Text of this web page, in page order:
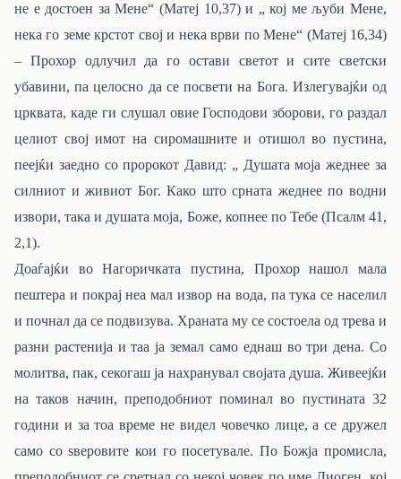
не е достоен за Мене“ (Матеј 10,37) и „ кој ме љуби Мене,
нека го земе крстот свој и нека врви по Мене“ (Матеј 16,34)
– Прохор одлучил да го остави светот и сите светски
убавини, па целосно да се посвети на Бога. Излегувајќи од
црквата, каде ги слушал овие Господови зборови, го раздал
целиот свој имот на сиромашните и отишол во пустина,
пеејќи заедно со пророкот Давид: „ Душата моја жеднее за
силниот и живиот Бог. Како што срната жеднее по водни
извори, така и душата моја, Боже, копнее по Тебе (Псалм 41,
2,1).
Доаѓајќи во Нагоричката пустина, Прохор нашол мала
пештера и покрај неа мал извор на вода, па тука се населил
и почнал да се подвизува. Храната му се состоела од трева и
разни растенија и таа ја земал само еднаш во три дена. Со
молитва, пак, секогаш ја нахранувал својата душа. Живеејќи
на таков начин, преподобниот поминал во пустината 32
години и за тоа време не видел човечко лице, а се дружел
само со ѕверовите кои го посетувале. По Божја промисла,